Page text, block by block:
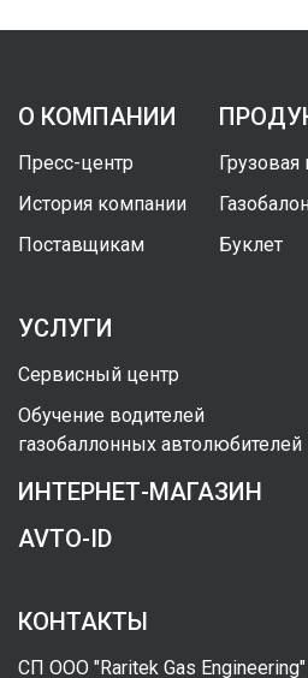
О КОМПАНИИ
Пресс-центр
История компании
Поставщикам
Грузовая
Буклет
УСЛУГИ
Сервисный центр
Обучение водителей
газобаллонных автолюбителей
ИНТЕРНЕТ-МАГАЗИН
AVTO-ID
КОНТАКТЫ
СП ООО "Raritek Gas Engineering"